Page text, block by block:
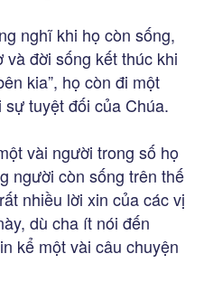
nghĩ khi họ còn sống,
đời sống kết thúc khi
kia”, họ còn đi một
tuyệt đối của Chúa.
vài người trong số họ
người còn sống trên thế
nhiều lời xin của các vị
dù cha ít nói đến
kể một vài câu chuyện